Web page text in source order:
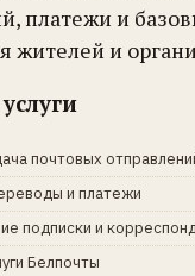
платежи и
жителей и
почтовых
и платежи
подписки и
Белпочты